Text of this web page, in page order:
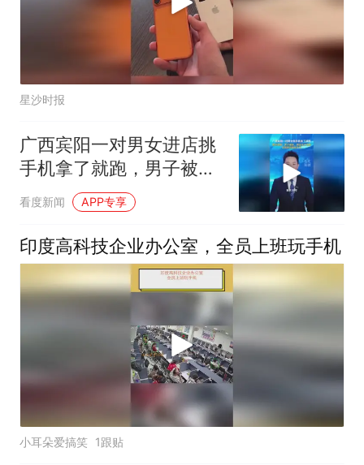
星沙时报
广西宾阳一对男女进店挑
手机拿了就跑，男子被
抓，两名女子自首，追回
2部被抢手机
看度新闻 APP专享
印度高科技企业办公室，全员上班玩手机
小耳朵爱搞笑 1跟贴